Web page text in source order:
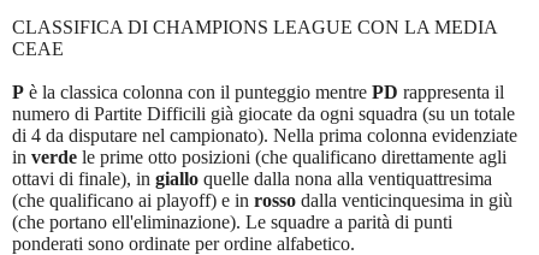
CLASSIFICA DI CHAMPIONS LEAGUE CON LA MEDIA
CEAE
P è la classica colonna con il punteggio mentre PD rappresenta il
numero di Partite Difficili già giocate da ogni squadra (su un totale
di 4 da disputare nel campionato). Nella prima colonna evidenziate
in verde le prime otto posizioni (che qualificano direttamente agli
ottavi di finale), in giallo quelle dalla nona alla ventiquattresima
(che qualificano ai playoff) e in rosso dalla venticinquesima in giù
(che portano ell'eliminazione). Le squadre a parità di punti
ponderati sono ordinate per ordine alfabetico.